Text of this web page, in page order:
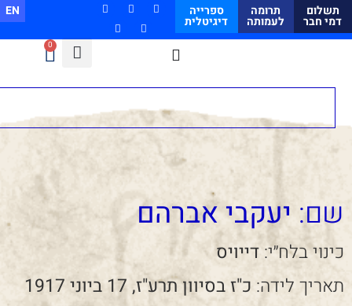
תשלום
דמי חבר
תרומה
לעמותה
ספרייה
דיגיטלית
EN
0
שם: יעקבי אברהם
כינוי בלח״י:דייויס
תאריך לידה: כ"ז בסיוון תרע"ז, 17 ביוני 1917